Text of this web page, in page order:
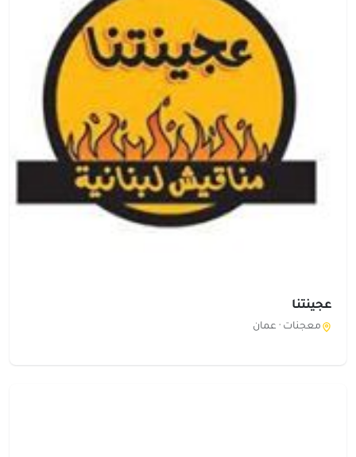
عجينتنا
معجنات · عمان